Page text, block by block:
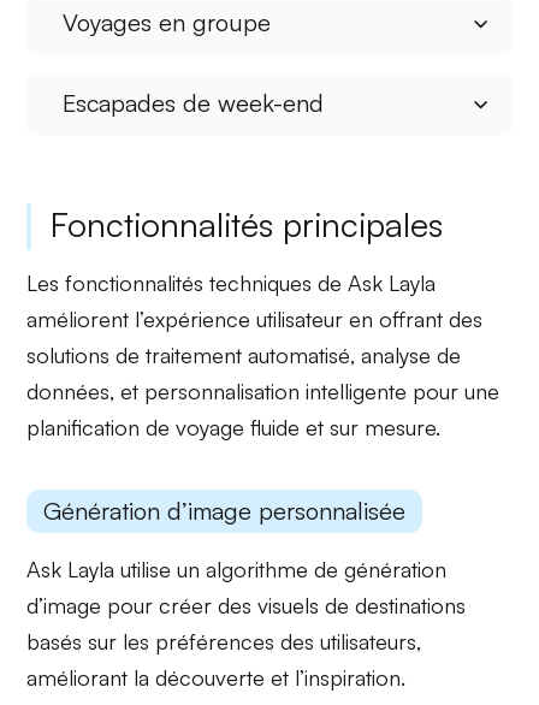
Voyages en groupe
Escapades de week-end
Fonctionnalités principales
Les fonctionnalités techniques de Ask Layla
améliorent l’expérience utilisateur en offrant des
solutions detraitement automatisé,analyse de
données, et personnalisation intelligente pour une
planification de voyage fluide et sur mesure.
Génération d’image personnalisée
Ask Layla utilise un algorithme degénération
d’image pour créer des visuels de destinations
basés sur les préférences des utilisateurs,
améliorant la découverte et l’inspiration.